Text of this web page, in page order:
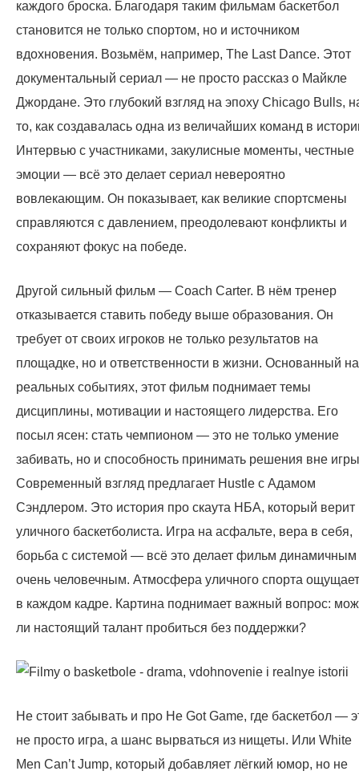
каждого броска. Благодаря таким фильмам баскетбол
становится не только спортом, но и источником
вдохновения. Возьмём, например, The Last Dance. Этот
документальный сериал — не просто рассказ о Майкле
Джордане. Это глубокий взгляд на эпоху Chicago Bulls,
то, как создавалась одна из величайших команд в
Интервью с участниками, закулисные моменты, честные
эмоции — всё это делает сериал невероятно
вовлекающим. Он показывает, как великие спортсмены
справляются с давлением, преодолевают конфликты и
сохраняют фокус на победе.
Другой сильный фильм — Coach Carter. В нём тренер
отказывается ставить победу выше образования. Он
требует от своих игроков не только результатов на
площадке, но и ответственности в жизни. Основанный на
реальных событиях, этот фильм поднимает темы
дисциплины, мотивации и настоящего лидерства. Его
посыл ясен: стать чемпионом — это не только умение
забивать, но и способность принимать решения вне
Современный взгляд предлагает Hustle с Адамом
Сэндлером. Это история про скаута НБА, который верит
уличного баскетболиста. Игра на асфальте, вера в себя,
борьба с системой — всё это делает фильм динамичным
очень человечным. Атмосфера уличного спорта
в каждом кадре. Картина поднимает важный вопрос:
ли настоящий талант пробиться без поддержки?
Не стоит забывать и про He Got Game, где баскетбол —
не просто игра, а шанс вырваться из нищеты. Или White
Men Can’t Jump, который добавляет лёгкий юмор, но не